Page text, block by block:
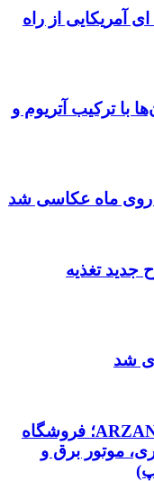
آمریکایی از راه
ترکیب آتریوم و
روی ماه عکاسی شد
جدید تغذیه
شد
افتتاح رسمی ARZANTARIN.SHOP؛ فروشگاه
موتور برق و